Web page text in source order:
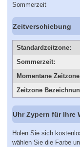
Sommerzeit
Zeitverschiebung
Standardzeitzone:
Sommerzeit:
Momentane
Zeitzone
Uhr Zypern für Ihre
Holen Sie sich
wählen Sie die Farbe